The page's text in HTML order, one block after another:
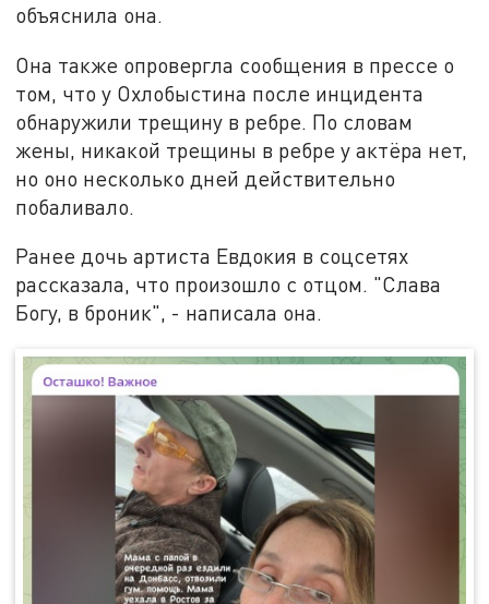
объяснила она.
Она также опровергла сообщения в прессе о
том, что у Охлобыстина после инцидента
обнаружили трещину в ребре. По словам
жены, никакой трещины в ребре у актёра нет,
но оно несколько дней действительно
побаливало.
Ранее дочь артиста Евдокия в соцсетях
рассказала, что произошло с отцом. "Слава
Богу, в броник", - написала она.